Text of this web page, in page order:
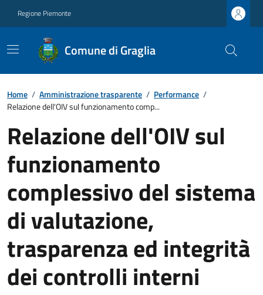
Regione Piemonte
Comune di Graglia
Home / Amministrazione trasparente / Performance /
Relazione dell'OIV sul funzionamento comp...
Relazione dell'OIV sul
funzionamento
complessivo del sistema
di valutazione,
trasparenza ed integrità
dei controlli interni